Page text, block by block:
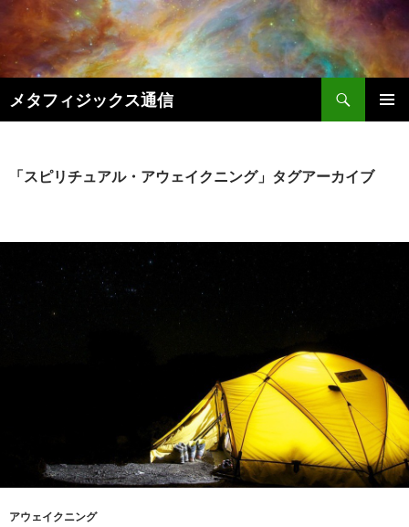
テ
ン
へ
メタフィジックス通信
索
「スピリチュアル・アウェイクニング」タグアーカイブ
アウェイクニング